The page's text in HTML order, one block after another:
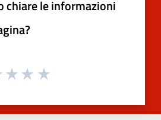
chiare le informazioni